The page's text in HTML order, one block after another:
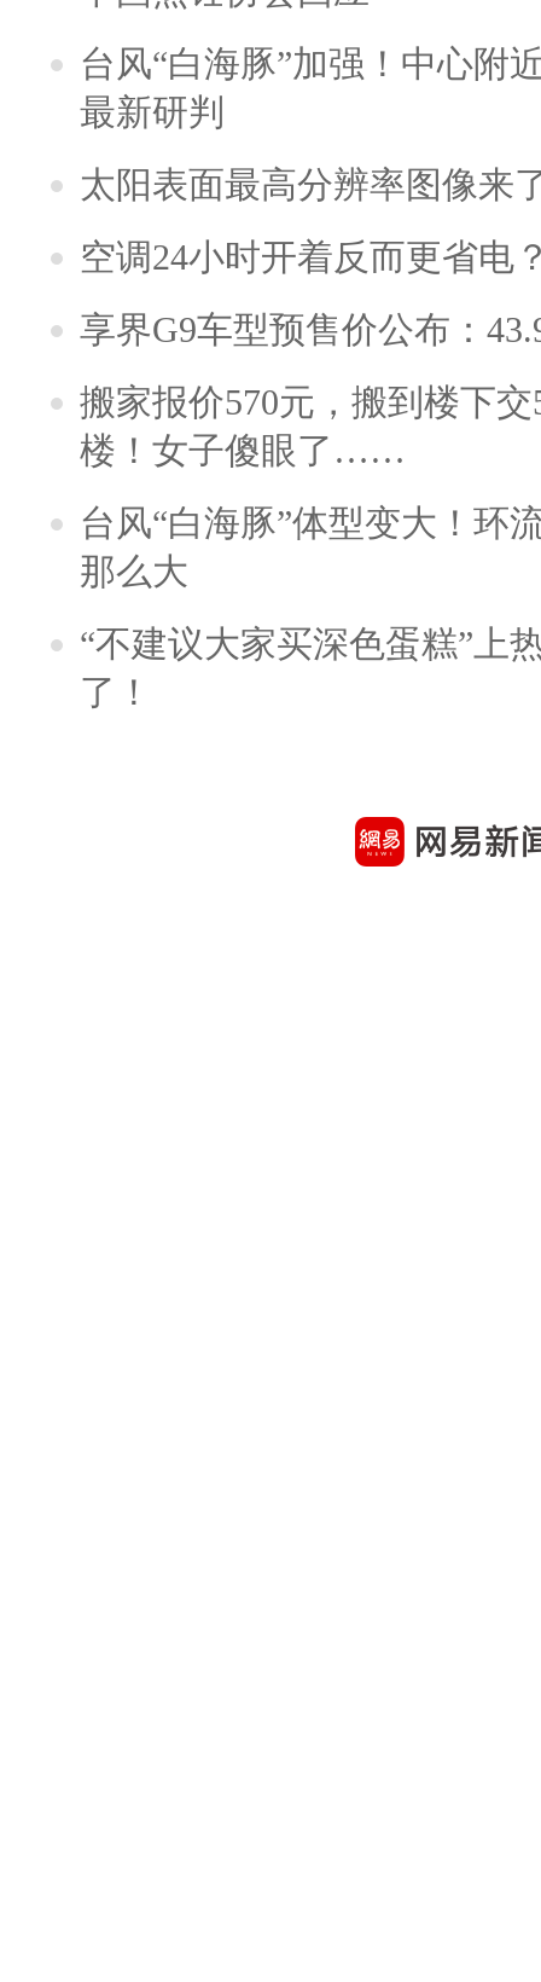
台风“白海豚”加强！中心附
最新研判
太阳表面最高分辨率图像来
空调24小时开着反而更省电
享界G9车型预售价公布：
搬家报价570元，搬到楼下
楼！女子傻眼了……
台风“白海豚”体型变大！环
那么大
“不建议大家买深色蛋糕”上
了！